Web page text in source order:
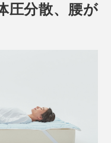
圧分散、腰が